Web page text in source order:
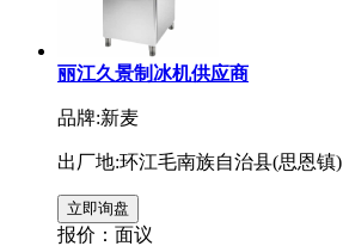
丽江久景制冰机供应商
品牌:新麦
出厂地:环江毛南族自治县(思恩镇)
报价： 面议